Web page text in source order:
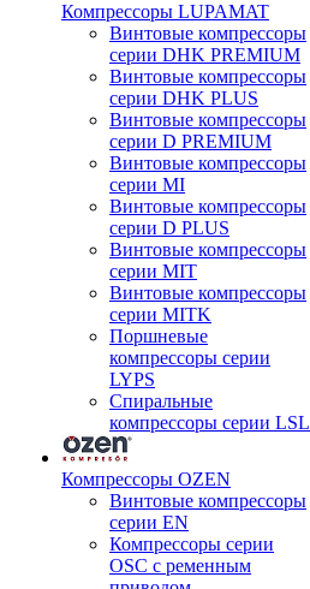
Компрессоры LUPAMAT
Винтовые компрессоры
серии DHK PREMIUM
Винтовые компрессоры
серии DHK PLUS
Винтовые компрессоры
серии D PREMIUM
Винтовые компрессоры
серии MI
Винтовые компрессоры
серии D PLUS
Винтовые компрессоры
серии MIT
Винтовые компрессоры
серии MITK
Поршневые
компрессоры серии
LYPS
Спиральные
компрессоры серии LSL
Компрессоры OZEN
Винтовые компрессоры
серии EN
Компрессоры серии
OSC с ременным